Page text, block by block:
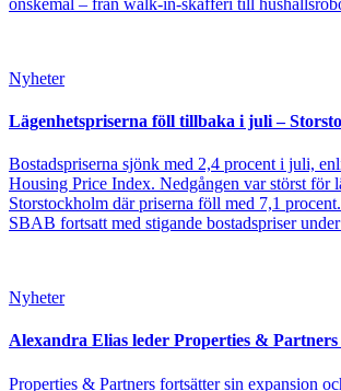
Nyheter
Lägenhetspriserna föll tillbaka i juli –
Bostadspriserna sjönk med 2,4 procent i juli,
Housing Price Index. Nedgången var störst för
Storstockholm där priserna föll med 7,1
SBAB fortsatt med stigande bostadspriser
Nyheter
Alexandra Elias leder Properties & Partners
Properties & Partners fortsätter sin expansion